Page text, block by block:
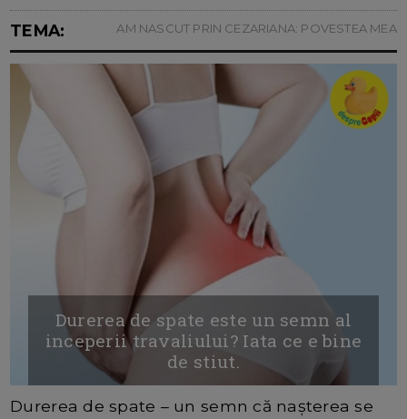
TEMA: AM NASCUT PRIN CEZARIANA: POVESTEA MEA
Durerea de spate este un semn al
inceperii travaliului? Iata ce e bine
de stiut.
Durerea de spate – un semn că nașterea se